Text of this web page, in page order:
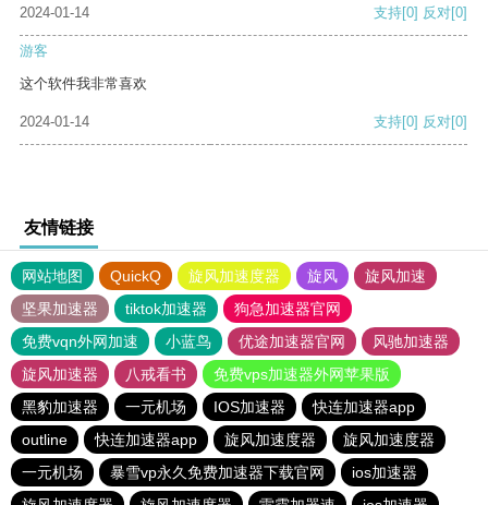
2024-01-14 支持[0] 反对[0]
游客
这个软件我非常喜欢
2024-01-14 支持[0] 反对[0]
友情链接
网站地图 QuickQ 旋风加速度器 旋风
旋风加速
坚果加速器
tiktok加速器
狗急加速器官网
免费vqn外网加速
小蓝鸟 优途加速器官网
风驰加速器
旋风加速器
八戒看书
免费vps加速器外网苹果版
黑豹加速器
一元机场 IOS加速器
快连加速器app
outline
快连加速器app 旋风加速度器
旋风加速度器
一元机场
暴雪vp永久免费加速器下载官网
ios加速器